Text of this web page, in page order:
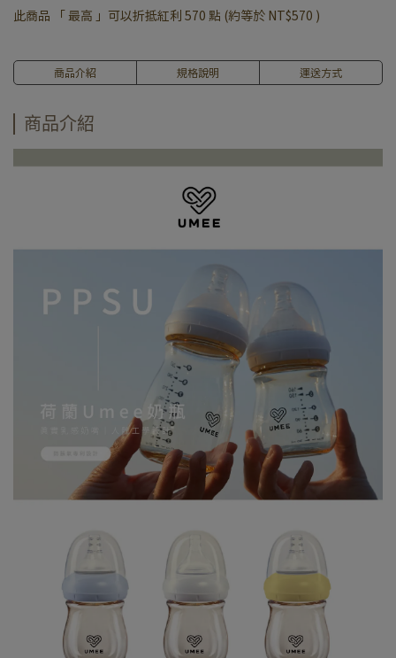
此商品 「 最高 」可以折抵紅利 570 點 (約等於 NT$570 )
商品介紹 規格說明 運送方式
商品介紹